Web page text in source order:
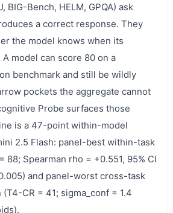
BIG-Bench, HELM, GPQA) ask
a correct response. They
the model knows when its
model can score 80 on a
benchmark and still be wildly
pockets the aggregate cannot
Probe surfaces those
is a 47-point within-model
2.5 Flash: panel-best within-task
88; Spearman rho = +0.551, 95% CI
and panel-worst cross-task
CR = 41; sigma_conf = 1.4